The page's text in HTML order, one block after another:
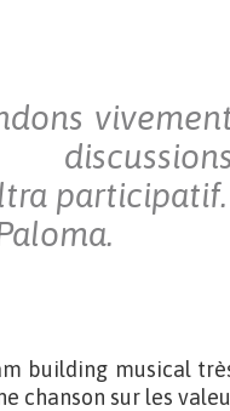
building musical
chanson sur les